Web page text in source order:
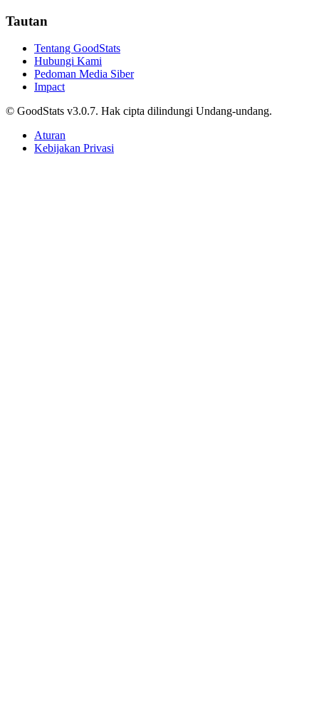
Tautan
Tentang GoodStats
Hubungi Kami
Pedoman Media Siber
Impact
© GoodStats v3.0.7. Hak cipta dilindungi Undang-undang.
Aturan
Kebijakan Privasi